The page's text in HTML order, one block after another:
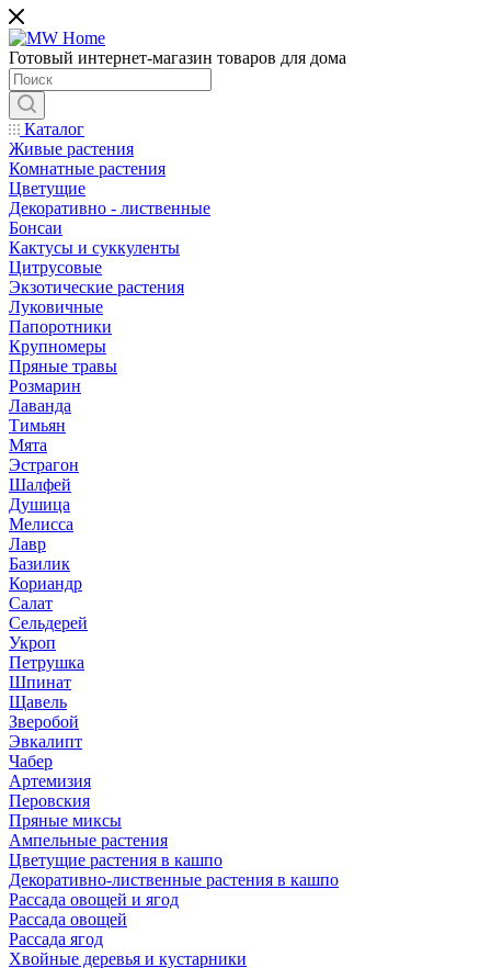
Готовый интернет-магазин товаров для дома
Каталог
Живые растения
Комнатные растения
Цветущие
Декоративно - лиственные
Бонсаи
Кактусы и суккуленты
Цитрусовые
Экзотические растения
Луковичные
Папоротники
Крупномеры
Пряные травы
Розмарин
Лаванда
Тимьян
Мята
Эстрагон
Шалфей
Душица
Мелисса
Лавр
Базилик
Кориандр
Салат
Сельдерей
Укроп
Петрушка
Шпинат
Щавель
Зверобой
Эвкалипт
Чабер
Артемизия
Перовския
Пряные миксы
Ампельные растения
Цветущие растения в кашпо
Декоративно-лиственные растения в кашпо
Рассада овощей и ягод
Рассада овощей
Рассада ягод
Хвойные деревья и кустарники